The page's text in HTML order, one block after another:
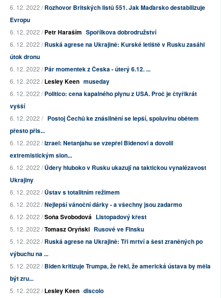
6. 12. 2022 /Rozhovor Britských listů 551. Jak Maďarsko destabilizuje
Evropu
6. 12. 2022 /Petr Haraším Spořílkova dobrodružství
6. 12. 2022 /Ruská agrese na Ukrajině: Kurské letiště v Rusku zasáhl
útok dronu
6. 12. 2022 /Pár momentek z Česka - úterý 6.12. ...
6. 12. 2022 /Lesley Keen museday
6. 12. 2022 /Politico: cena kapalného plynu z USA. Proč je čtyřikrát
vyšší
6. 12. 2022 / Postoj Čechů ke znásilnění se lepší, spoluvinu obětem
přesto přis...
6. 12. 2022 /Izrael: Netanjahu se vzepřel Bidenovi a dovolil
extremistickým sion...
6. 12. 2022 /Údery hluboko v Rusku ukazují na taktickou vynalézavost
Ukrajiny
6. 12. 2022 /Ústav s totalitním režimem
6. 12. 2022 /Nejlepší vánoční dárky - a všechny jsou zadarmo
6. 12. 2022 /Soňa Svobodová Listopadový křest
5. 12. 2022 /Tomasz Oryński Rusové ve Finsku
5. 12. 2022 /Ruská agrese na Ukrajině: Tři mrtví a šest zraněných po
výbuchu na ...
5. 12. 2022 /Biden kritizuje Trumpa, že řekl, že americká ústava by měla
být zru...
5. 12. 2022 /Lesley Keen discolo